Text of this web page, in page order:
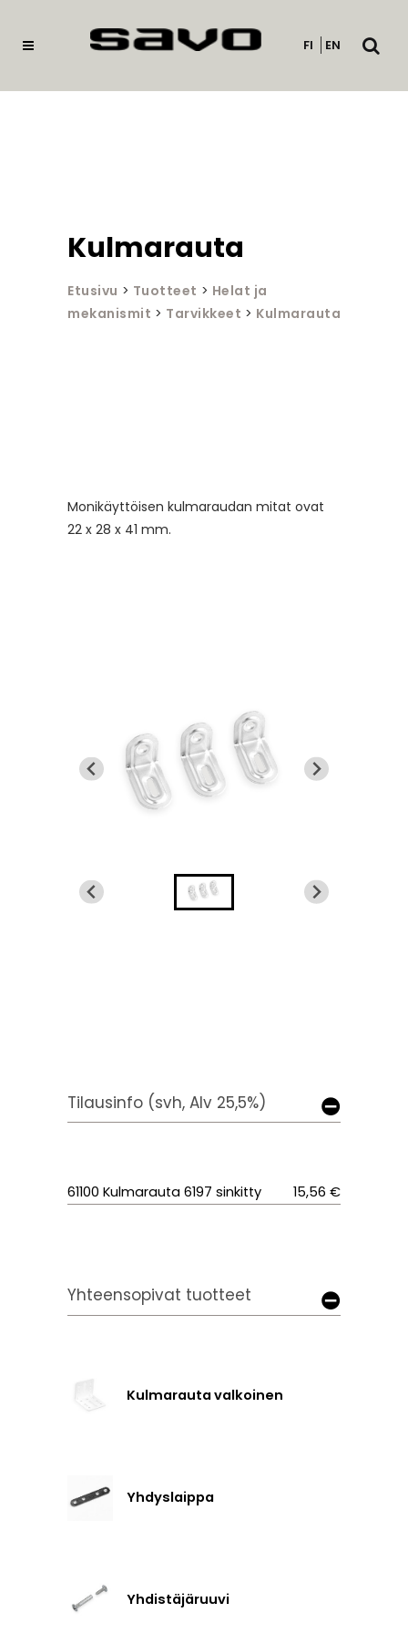
FI EN
Avaa
Kulmarauta
Etusivu > Tuotteet > Helat ja
mekanismit > Tarvikkeet > Kulmarauta
Monikäyttöisen kulmaraudan mitat ovat
22 x 28 x 41 mm.
Tilausinfo (svh, Alv 25,5%)
61100 Kulmarauta 6197 sinkitty 15,56 €
Yhteensopivat tuotteet
Kulmarauta valkoinen
Yhdyslaippa
Yhdistäjäruuvi